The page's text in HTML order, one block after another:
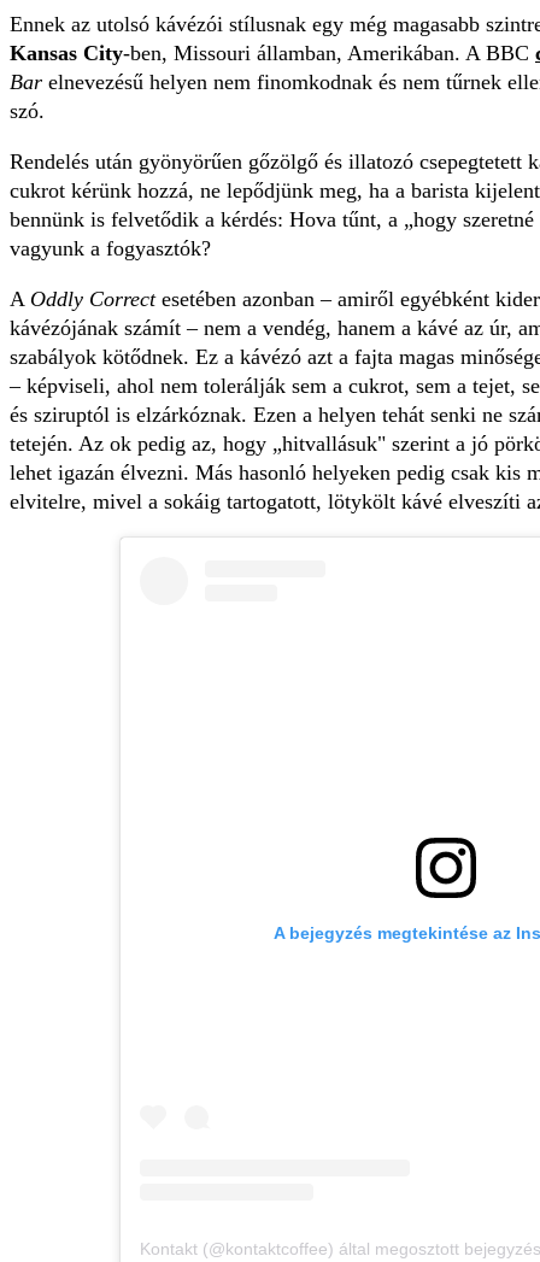
Ennek az utolsó kávézói stílusnak egy még magasabb
Kansas City-ben, Missouri államban, Amerikában. A BBC
Bar elnevezésű helyen nem finomkodnak és nem tűrnek
szó.
Rendelés után gyönyörűen gőzölgő és illatozó csepegtetett
cukrot kérünk hozzá, ne lepődjünk meg, ha a barista
bennünk is felvetődik a kérdés: Hova tűnt, a „hogy
vagyunk a fogyasztók?
A Oddly Correctesetében azonban – amiről egyébként
kávézójának számít – nem a vendég, hanem a kávé az úr,
szabályok kötődnek. Ez a kávézó azt a fajta magas
– képviseli, ahol nem tolerálják sem a cukrot, sem a tejet,
és sziruptól is elzárkóznak. Ezen a helyen tehát senki ne
tetején. Az ok pedig az, hogy „hitvallásuk" szerint a jó
lehet igazán élvezni. Más hasonló helyeken pedig csak kis
elvitelre, mivel a sokáig tartogatott, lötykölt kávé elveszíti
A bejegyzés megtekintése az
Kontakt (@kontaktcoffee) által megosztott bejegyzés